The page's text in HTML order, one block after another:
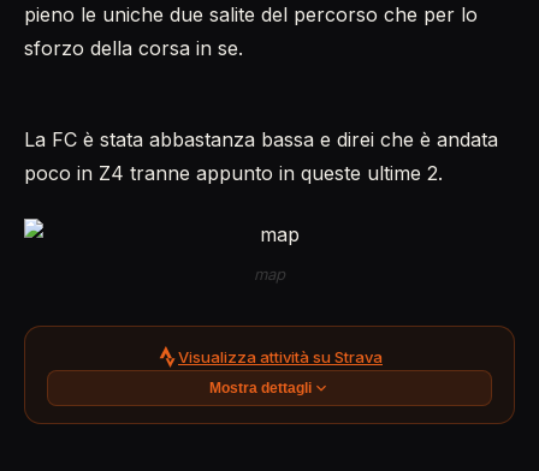
pieno le uniche due salite del percorso che per lo
sforzo della corsa in se.
La FC è stata abbastanza bassa e direi che è andata
poco in Z4 tranne appunto in queste ultime 2.
map
Visualizza attività su Strava
Mostra dettagli